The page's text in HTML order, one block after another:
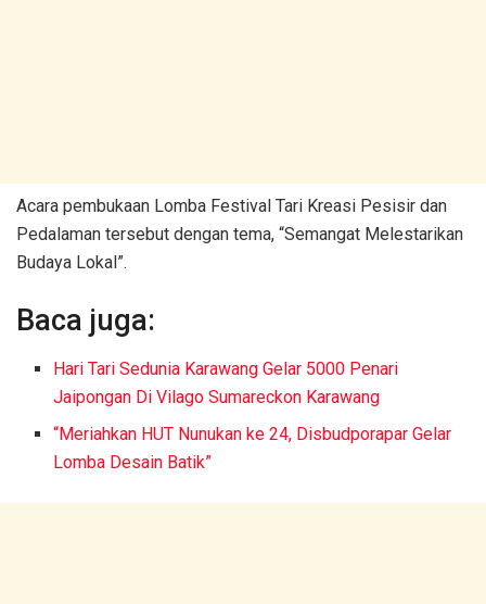
Acara pembukaan Lomba Festival Tari Kreasi Pesisir dan
Pedalaman tersebut dengan tema, “Semangat Melestarikan
Budaya Lokal”.
Baca juga:
Hari Tari Sedunia Karawang Gelar 5000 Penari
Jaipongan Di Vilago Sumareckon Karawang
“Meriahkan HUT Nunukan ke 24, Disbudporapar Gelar
Lomba Desain Batik”